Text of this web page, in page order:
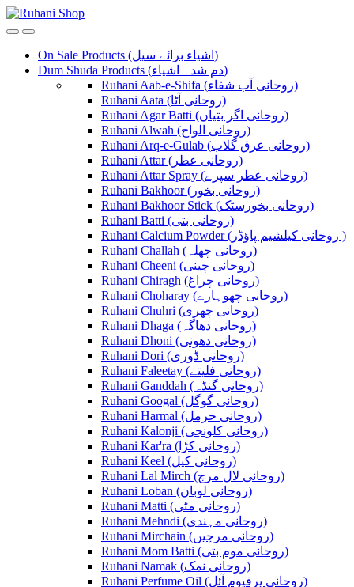
Skip
to
Skip
to
On Sale Products (اشیاء برائے سیل)
Dum Shuda Products (دم شدہ اشیاء)
Ruhani Aab-e-Shifa (روحانی آب شفاء)
Ruhani Aata (روحانی آٹا)
Ruhani Agar Batti (روحانی اگر بتیاں)
Ruhani Alwah (روحانی الواح)
Ruhani Arq-e-Gulab (روحانی عرق گلاب)
Ruhani Attar (روحانی عطر)
Ruhani Attar Spray (روحانی عطر سپرے)
Ruhani Bakhoor (روحانی بخور)
Ruhani Bakhoor Stick (روحانی بخورسٹک)
Ruhani Batti (روحانی بتی)
Ruhani Calcium Powder (روحانی کیلشیم پاؤڈر )
Ruhani Challah (روحانی چھلہ)
Ruhani Cheeni (روحانی چینی)
Ruhani Chiragh (روحانی چراغ)
Ruhani Choharay (روحانی چھوہارے)
Ruhani Chuhri (روحانی چھری)
Ruhani Dhaga (روحانی دھاگہ)
Ruhani Dhoni (روحانی دھونی)
Ruhani Dori (روحانی ڈوری)
Ruhani Faleetay (روحانی فلیتے)
Ruhani Ganddah (روحانی گنڈہ)
Ruhani Googal (روحانی گوگل)
Ruhani Harmal (روحانی حرمل)
Ruhani Kalonji (روحانی کلونجی)
Ruhani Kar'ra (روحانی کڑا)
Ruhani Keel (روحانی کیل)
Ruhani Lal Mirch (روحانی لال مرچ)
Ruhani Loban (روحانی لوبان)
Ruhani Matti (روحانی مٹی)
Ruhani Mehndi (روحانی مہندی)
Ruhani Mirchain (روحانی مرچیں)
Ruhani Mom Batti (روحانی موم بتی)
Ruhani Namak (روحانی نمک)
Ruhani Perfume Oil (روحانی پرفیوم آئل)